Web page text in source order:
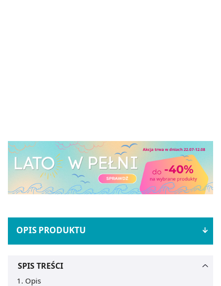
OPIS PRODUKTU
SPIS TREŚCI
Opis